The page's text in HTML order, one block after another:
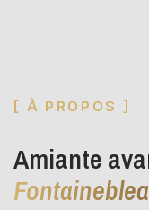
[ À PROPOS ]
Amiante